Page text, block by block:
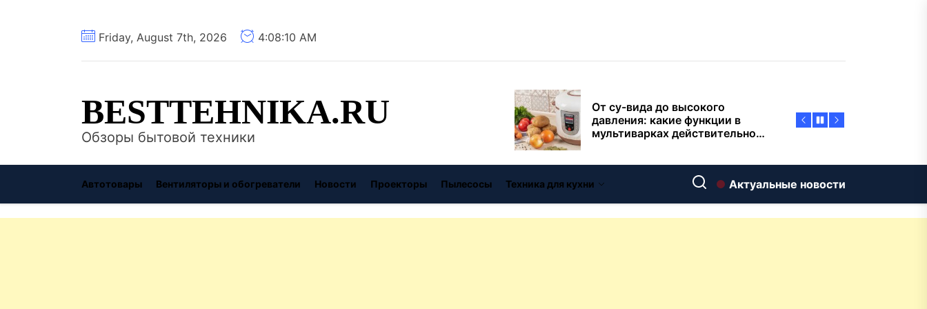
Friday, August 7th, 2026 4:08:11 AM
BESTTEHNIKA.RU
Обзоры бытовой техники
давления: какие функции в
переплачиват
Современный интерьер: как
вписать классическую
чугунную ванну Goldman в
выбираем между
Автотовары Вентиляторы и обогреватели Новости Проекторы Пылесосы Техника для кухни Актуальные новости